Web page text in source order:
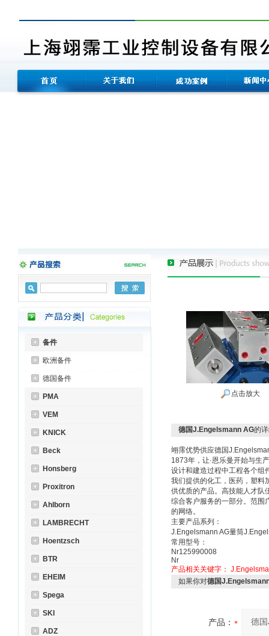
备件
欧洲备件
德国备件
PMA
VEM
KNICK
Beck
Honsberg
Proxitron
Ahlborn
LAMBRECHT
Hoentzsch
BTR
EHEIM
Spega
SKI
ADZ
点击放大
德国J.Engelsmann AG的
翊霈优势供应德国
1873年，让·恩乐曼开始与生
设计和建造过程中工程各个组
我们提供的化工，医药，塑料
供优质的产品。高技能人才队
综合客户服务的一部分。范围
的网络。
主要产品系列：
J.Engelsmann AG量筒
常用型号：
Nr125990008
Nr
产品相关关键字：
如果你对德国
产品：